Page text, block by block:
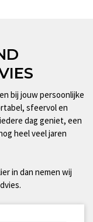
bij jouw persoonlijke
sfeervol en
dag geniet, een
heel veel jaren
in dan nemen wij